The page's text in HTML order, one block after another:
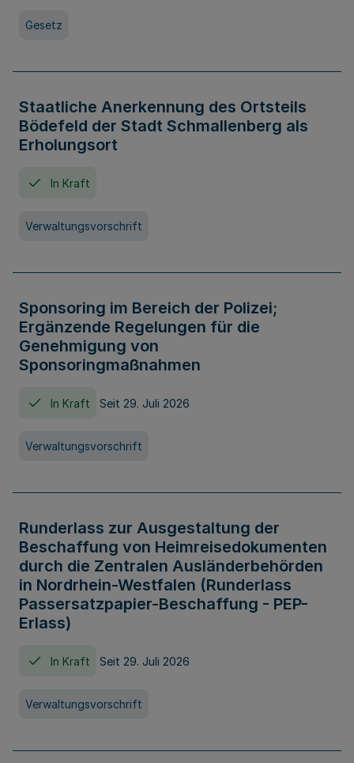
Gesetz
Staatliche Anerkennung des Ortsteils
Bödefeld der Stadt Schmallenberg als
Erholungsort
In Kraft
Verwaltungsvorschrift
Sponsoring im Bereich der Polizei;
Ergänzende Regelungen für die
Genehmigung von
Sponsoringmaßnahmen
In Kraft Seit 29. Juli 2026
Verwaltungsvorschrift
Runderlass zur Ausgestaltung der
Beschaffung von Heimreisedokumenten
durch die Zentralen Ausländerbehörden
in Nordrhein-Westfalen (Runderlass
Passersatzpapier-Beschaffung - PEP-
Erlass)
In Kraft Seit 29. Juli 2026
Verwaltungsvorschrift